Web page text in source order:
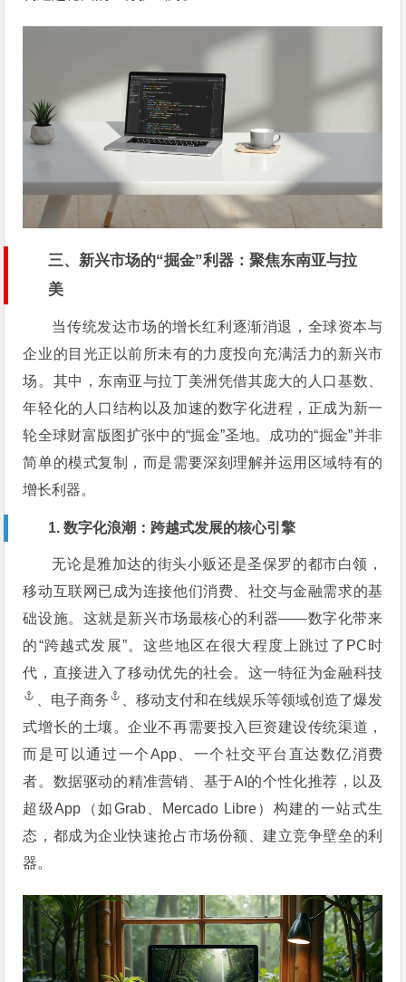
三、新兴市场的“掘金”利器：聚焦东南亚与拉
美
当传统发达市场的增长红利逐渐消退，全球资本与
企业的目光正以前所未有的力度投向充满活力的新兴市
场。其中，东南亚与拉丁美洲凭借其庞大的人口基数、
年轻化的人口结构以及加速的数字化进程，正成为新一
轮全球财富版图扩张中的“掘金”圣地。成功的“掘金”并非
简单的模式复制，而是需要深刻理解并运用区域特有的
增长利器。
1. 数字化浪潮：跨越式发展的核心引擎
无论是雅加达的街头小贩还是圣保罗的都市白领，
移动互联网已成为连接他们消费、社交与金融需求的基
础设施。这就是新兴市场最核心的利器——数字化带来
的“跨越式发展”。这些地区在很大程度上跳过了PC时
代，直接进入了移动优先的社会。这一特征为金融科技
电子商务
、移动支付和在线娱乐等领域创造了爆发
式增长的土壤。企业不再需要投入巨资建设传统渠道，
而是可以通过一个App、一个社交平台直达数亿消费
者。数据驱动的精准营销、基于AI的个性化推荐，以及
超级App（如Grab、Mercado Libre）构建的一站式生
态，都成为企业快速抢占市场份额、建立竞争壁垒的利
器。